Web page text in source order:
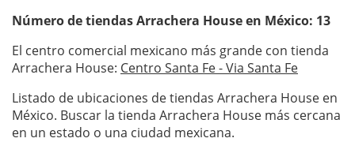
Número de tiendasArrachera Houseen México: 13
El centro comercial mexicano más grande con tienda
Arrachera House: Centro Santa Fe - Via Santa Fe
Listado de ubicaciones de tiendas Arrachera House en
México. Buscar la tienda Arrachera House más cercana
en un estado o una ciudad mexicana.